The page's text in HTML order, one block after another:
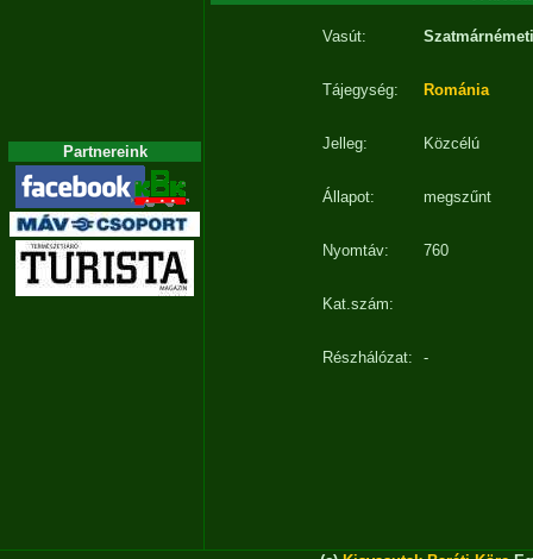
Partnereink
Vasút: Szatmárnémeti
Tájegység: Románia
Jelleg: Közcélú
Állapot: megszűnt
Nyomtáv: 760
Kat.szám:
Részhálózat: -